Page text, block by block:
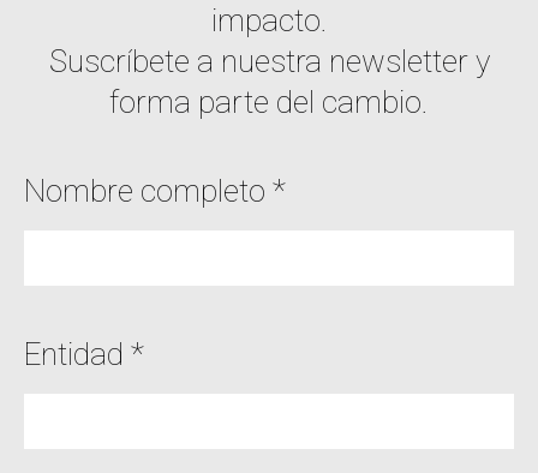
impacto.
Suscríbete a nuestra newsletter y
forma parte del cambio.
Nombre completo *
Entidad *